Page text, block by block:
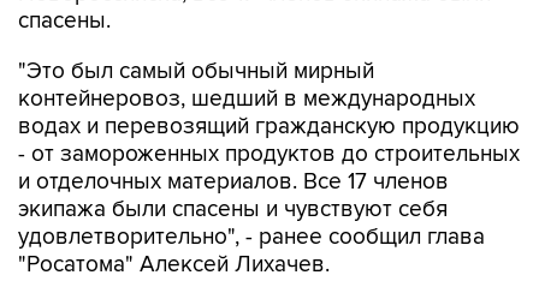
спасены.
"Это был самый обычный мирный
контейнеровоз, шедший в международных
водах и перевозящий гражданскую продукцию
- от замороженных продуктов до строительных
и отделочных материалов. Все 17 членов
экипажа были спасены и чувствуют себя
удовлетворительно", - ранее сообщил глава
"Росатома" Алексей Лихачев.